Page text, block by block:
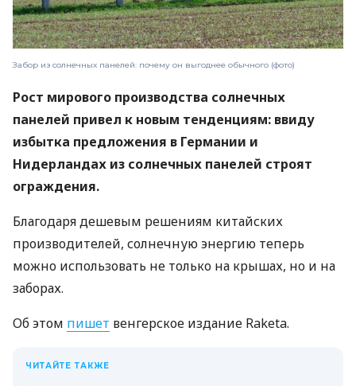
Забор из солнечных панелей: почему он выгоднее обычного (фото)
Рост мирового производства солнечных
панелей привел к новым тенденциям: ввиду
избытка предложения в Германии и
Нидерландах из солнечных панелей строят
ограждения.
Благодаря дешевым решениям китайских
производителей, солнечную энергию теперь
можно использовать не только на крышах, но и на
заборах.
Об этом пишет венгерское издание Raketa.
ЧИТАЙТЕ ТАКЖЕ